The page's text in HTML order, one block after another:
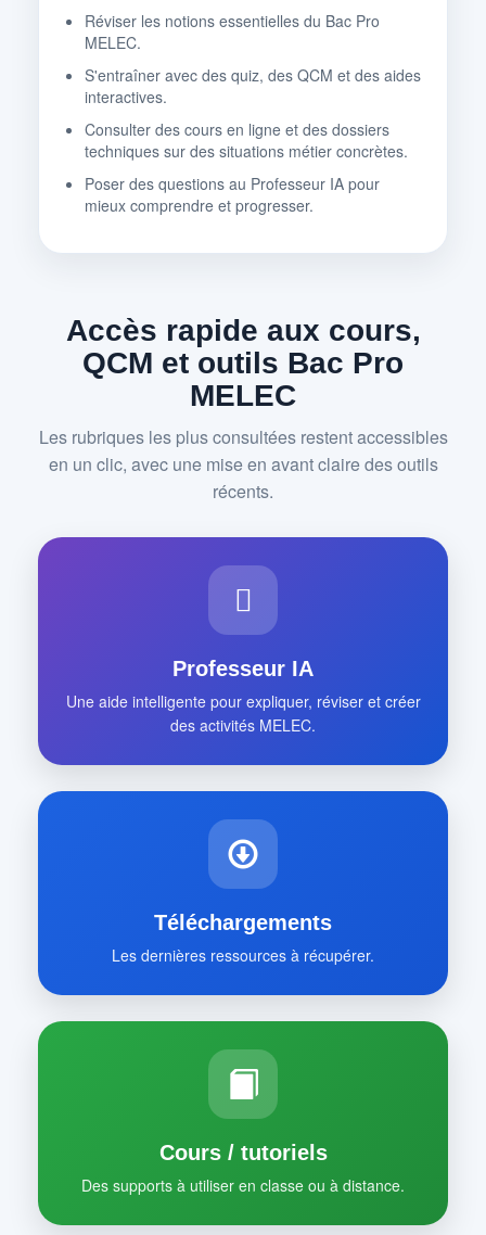
Réviser les notions essentielles du Bac Pro
MELEC.
S'entraîner avec des quiz, des QCM et des aides
interactives.
Consulter des cours en ligne et des dossiers
techniques sur des situations métier concrètes.
Poser des questions au Professeur IA pour
mieux comprendre et progresser.
Accès rapide aux cours,
QCM et outils Bac Pro
MELEC
Les rubriques les plus consultées restent accessibles
en un clic, avec une mise en avant claire des outils
récents.
Professeur IA
Une aide intelligente pour expliquer, réviser et créer
des activités MELEC.
Téléchargements
Les dernières ressources à récupérer.
Cours / tutoriels
Des supports à utiliser en classe ou à distance.